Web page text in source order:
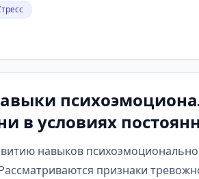
в условиях
навыков
признаки